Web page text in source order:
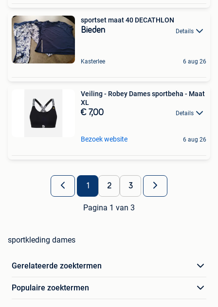
sportset maat 40 DECATHLON
Bieden Details
Kasterlee 6 aug 26
Veiling - Robey Dames sportbeha - Maat
XL
€ 7,00 Details
Bezoek website 6 aug 26
1 2 3
Pagina 1 van 3
sportkleding dames
Gerelateerde zoektermen
Populaire zoektermen